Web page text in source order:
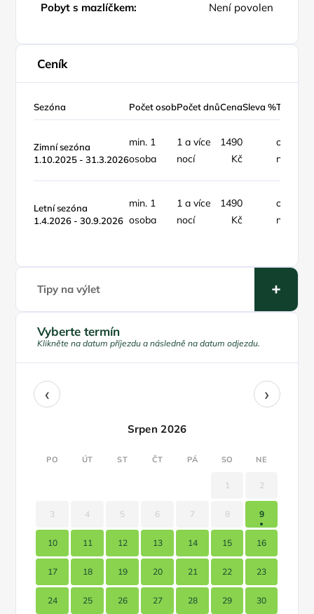
Pobyt s mazlíčkem: Není povolen
Ceník
Sezóna Počet osobPočet dnůCenaSleva %Typ ceny
Zimní sezóna
1.10.2025 - 31.3.2026
min. 1
osoba
1 a více
nocí
1490
Kč
osoba /
noc
Letní sezóna
1.4.2026 - 30.9.2026
min. 1
osoba
1 a více
nocí
1490
Kč
osoba /
noc
Tipy na výlet
Vyberte termín
Klikněte na datum příjezdu a následně na datum odjezdu.
‹ ›
Srpen 2026
PO ÚT ST ČT PÁ SO NE
1 2
3 4 5 6 7 8 9
10 11 12 13 14 15 16
17 18 19 20 21 22 23
24 25 26 27 28 29 30